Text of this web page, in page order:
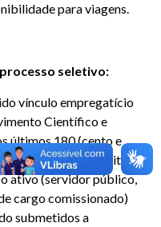
para viagens.
seletivo:
vínculo empregatício
Científico e
últimos 180 (cento e
publicação deste edital;
ativo (servidor público,
cargo comissionado)
submetidos a